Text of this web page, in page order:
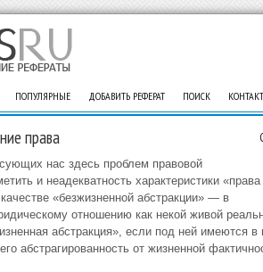
ПОПУЛЯРНЫЕ ДОБАВИТЬ РЕФЕРАТ ПОИСК
права
нас здесь проблем правовой
и неадекватность характеристики «права
«безжизненной абстракции» — в
отношению как некой живой
абстракция», если под ней имеются в
абстрагированность от жизненной